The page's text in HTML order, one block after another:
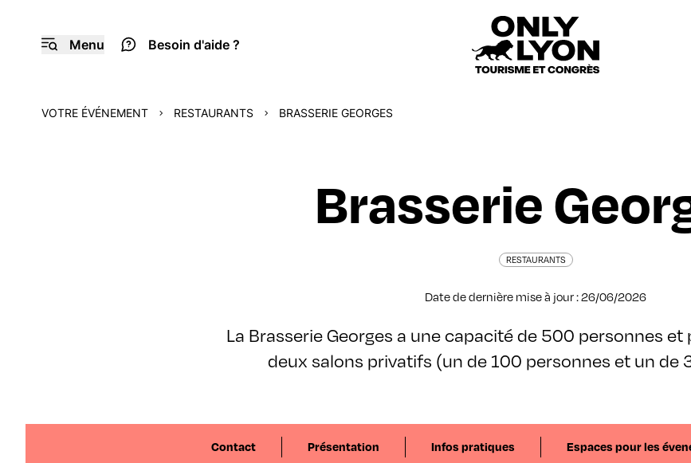
Menu Besoin d'aide ?
VOTRE ÉVÉNEMENT RESTAURANTS BRASSERIE GEORGES
Brasserie
RESTAURANTS
Date de dernière mise à jour : 26/06/2026
La Brasserie Georges a une capacité de 500 personnes
deux salons privatifs (un de 100 personnes et un de
Contact Présentation Infos pratiques Espaces pour les